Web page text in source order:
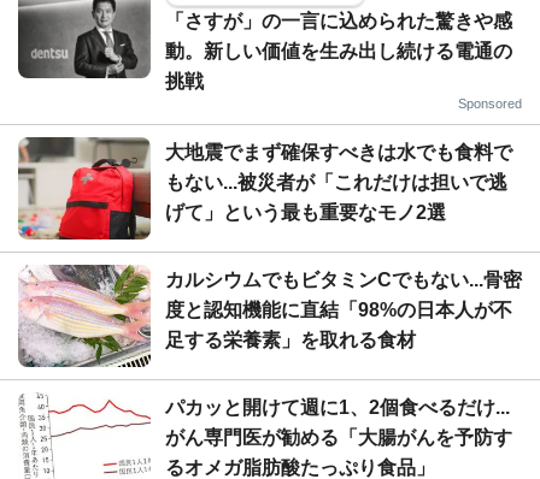
「さすが」の一言に込められた驚きや感
動。新しい価値を生み出し続ける電通の
挑戦
Sponsored
大地震でまず確保すべきは水でも食料で
もない...被災者が「これだけは担いで逃
げて」という最も重要なモノ2選
カルシウムでもビタミンCでもない...骨密
度と認知機能に直結「98%の日本人が不
足する栄養素」を取れる食材
パカッと開けて週に1、2個食べるだけ...
がん専門医が勧める「大腸がんを予防す
るオメガ脂肪酸たっぷり食品」